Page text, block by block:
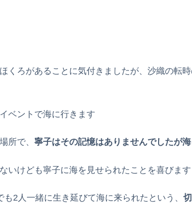
くろがあることに気付きましたが、沙織の転
ベントで海に行きます
所で、 寧子はその記憶はありませんでしたが
いけども寧子に海を見せられたことを喜びます
2人一緒に生き延びて海に来られたという、